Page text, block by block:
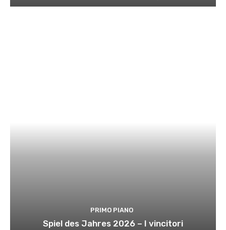
PRIMO PIANO
Spiel des Jahres 2026 – I vincitori